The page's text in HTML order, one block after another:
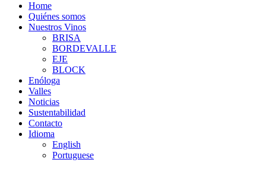
Home
Quiénes somos
Nuestros Vinos
BRISA
BORDEVALLE
EJE
BLOCK
Enóloga
Valles
Noticias
Sustentabilidad
Contacto
Idioma
English
Portuguese